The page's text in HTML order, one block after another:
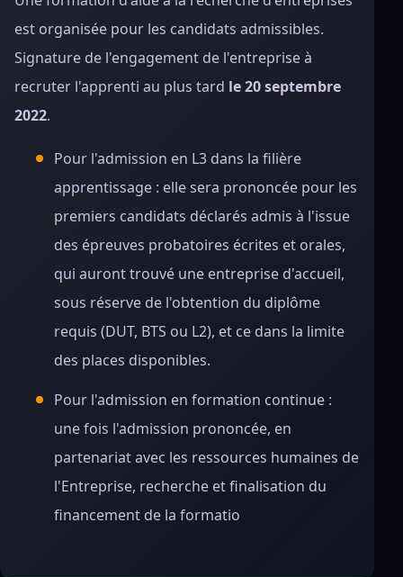
est organisée pour les candidats admissibles.
Signature de l'engagement de l'entreprise à
recruter l'apprenti au plus tard le 20 septembre
2022.
Pour l'admission en L3 dans la filière
apprentissage : elle sera prononcée pour les
premiers candidats déclarés admis à l'issue
des épreuves probatoires écrites et orales,
qui auront trouvé une entreprise d'accueil,
sous réserve de l'obtention du diplôme
requis (DUT, BTS ou L2), et ce dans la limite
des places disponibles.
Pour l'admission en formation continue :
une fois l'admission prononcée, en
partenariat avec les ressources humaines de
l'Entreprise, recherche et finalisation du
financement de la formatio